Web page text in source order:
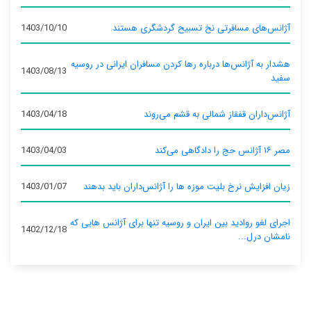
آژانس‌های مسافرتی نخ تسبیح گردشگری هستند 1403/10/10
هشدار به آژانس‌ها درباره رها کردن مسافران ایرانی در روسیه
سفید
1403/08/13
آژانس‌داران قفقاز شمالی به قشم می‌روند 1403/04/18
مصر ۱۶ آژانس حج را دادگاهی می‌کند 1403/04/03
زیان افزایش نرخ بلیت موزه ها را آژانس‌داران باید بدهند 1403/01/07
اجرای لغو روادید بین ایران و روسیه تنها برای آژانس‌ هایی که
نامشان درل...
1402/12/18